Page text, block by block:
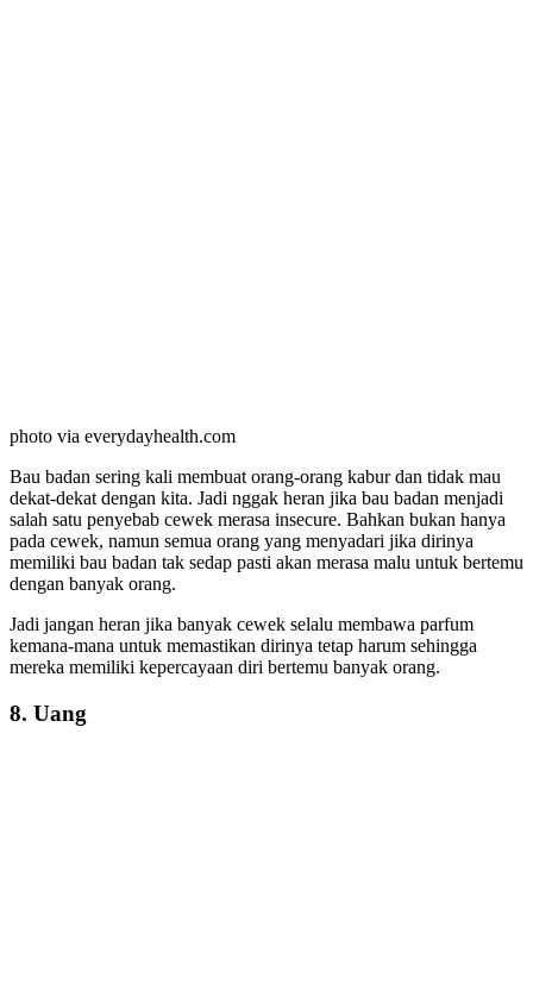
photo via everydayhealth.com
Bau badan sering kali membuat orang-orang kabur dan tidak mau
dekat-dekat dengan kita. Jadi nggak heran jika bau badan menjadi
salah satu penyebab cewek merasa insecure. Bahkan bukan hanya
pada cewek, namun semua orang yang menyadari jika dirinya
memiliki bau badan tak sedap pasti akan merasa malu untuk bertemu
dengan banyak orang.
Jadi jangan heran jika banyak cewek selalu membawa parfum
kemana-mana untuk memastikan dirinya tetap harum sehingga
mereka memiliki kepercayaan diri bertemu banyak orang.
8. Uang